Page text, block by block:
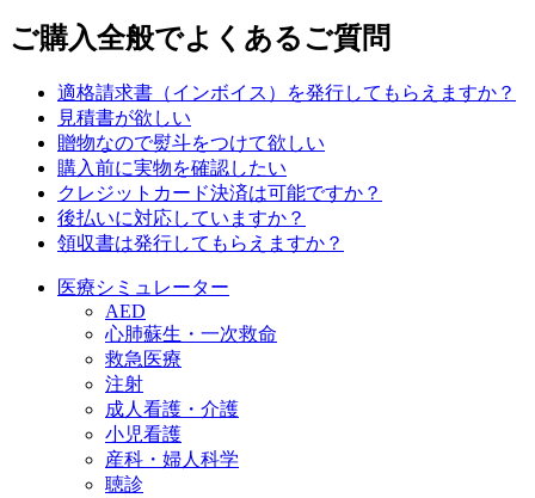
ご購入全般でよくあるご質問
適格請求書（インボイス）を発行してもらえますか？
見積書が欲しい
贈物なので熨斗をつけて欲しい
購入前に実物を確認したい
クレジットカード決済は可能ですか？
後払いに対応していますか？
領収書は発行してもらえますか？
医療シミュレーター
AED
心肺蘇生・一次救命
救急医療
注射
成人看護・介護
小児看護
産科・婦人科学
聴診